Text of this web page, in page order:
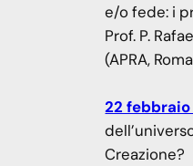
e/o fede: i
Prof. P.
(APRA,
22 febbraio
Creazione?